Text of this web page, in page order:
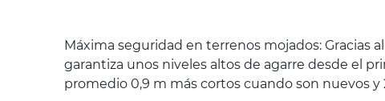
Máxima seguridad en terrenos mojados:
garantiza unos niveles altos de agarre desde el
promedio 0,9 m más cortos cuando son nuevos y